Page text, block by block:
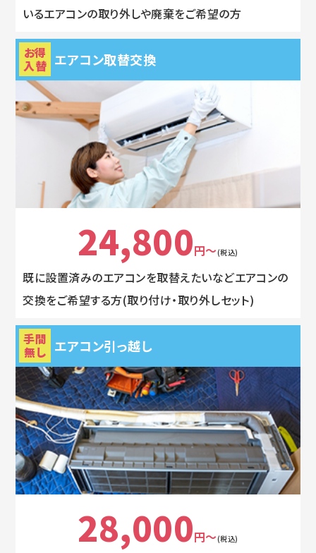
いるエアコンの取り外しや廃棄をご希望の方
お得
入替 エアコン取替交換
24,800円～(税込)
既に設置済みのエアコンを取替えたいなどエアコンの
交換をご希望する方(取り付け・取り外しセット)
手間
無し エアコン引っ越し
28,000円～(税込)